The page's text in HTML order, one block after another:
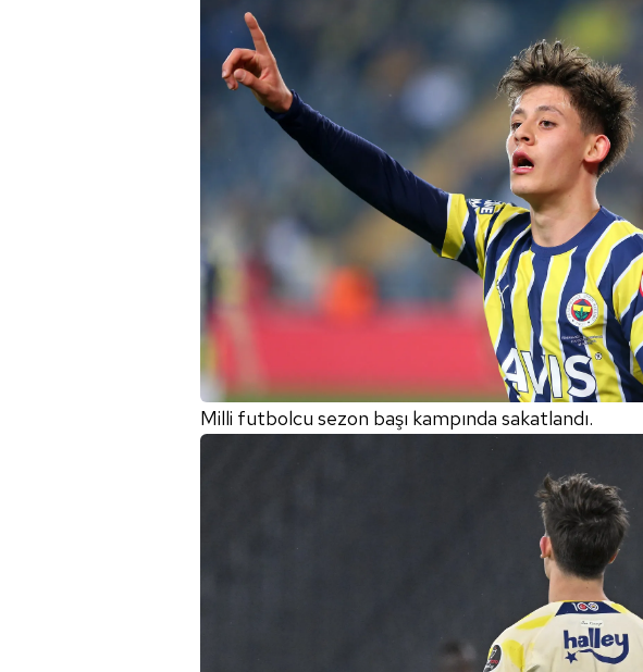
mevzuata uygun olarak kullanılan çerezlerle ilgili
Milli futbolcu sezon başı kampında sakatlandı.